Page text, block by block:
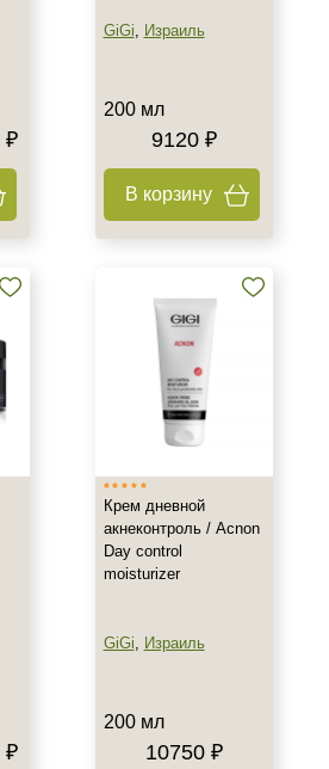
₽
GiGi, Израиль
200 мл
9120 ₽
В корзину
₽
Крем дневной
акнеконтроль / Acnon
Day control
moisturizer
GiGi, Израиль
200 мл
10750 ₽